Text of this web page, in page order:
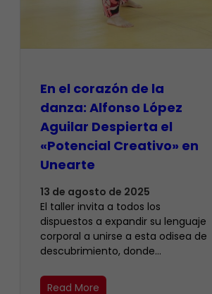
En el corazón de la
danza: Alfonso López
Aguilar Despierta el
«Potencial Creativo» en
Unearte
13 de agosto de 2025
El taller invita a todos los
dispuestos a expandir su lenguaje
corporal a unirse a esta odisea de
descubrimiento, donde…
Read More